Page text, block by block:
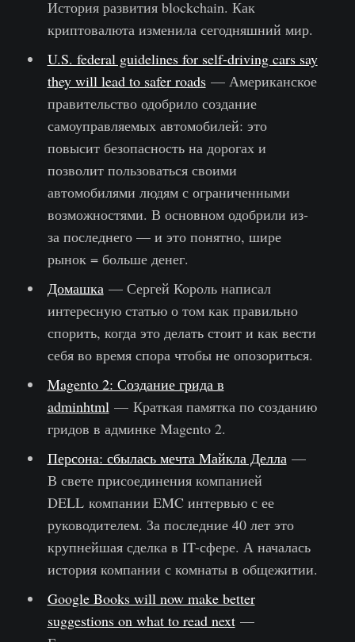
История развития blockchain. Как
криптовалюта изменила сегодняшний мир.
U.S. federal guidelines for self-driving cars say
they will lead to safer roads— Американское
правительство одобрило создание
самоуправляемых автомобилей: это
повысит безопасность на дорогах и
позволит пользоваться своими
автомобилями людям с ограниченными
возможностями. В основном одобрили из-
за последнего — и это понятно, шире
рынок = больше денег.
Домашка— Сергей Король написал
интересную статью о том как правильно
спорить, когда это делать стоит и как вести
себя во время спора чтобы не опозориться.
Magento 2: Создание грида в
adminhtml— Краткая памятка по созданию
гридов в админке Magento 2.
Персона: сбылась мечта Майкла Делла—
В свете присоединения компанией
DELL компании EMC интервью с ее
руководителем. За последние 40 лет это
крупнейшая сделка в IT-сфере. А началась
история компании с комнаты в общежитии.
Google Books will now make better
suggestions on what to read next—